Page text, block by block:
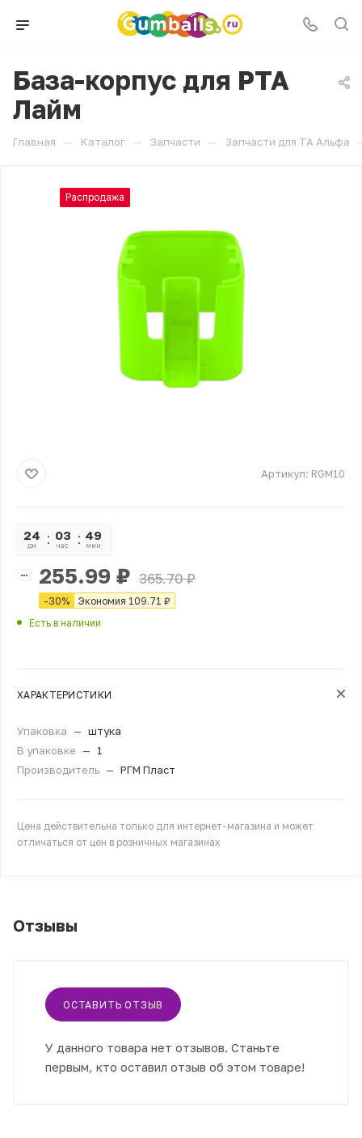
База-корпус для РТА
Лайм
Главная — Каталог — Запчасти — Запчасти для ТА Альфа
Распродажа
Артикул: RGM10
24
дн
03
час
49
мин
255.99 ₽ 365.70₽
-30% Экономия 109.71 ₽
Есть в наличии
ХАРАКТЕРИСТИКИ
Упаковка — штука
В упаковке
—
1
Производитель — РГМ Пласт
Цена действительна только для интернет-магазина и может
отличаться от цен в розничных магазинах
Отзывы
ОСТАВИТЬ ОТЗЫВ
У данного товара нет отзывов. Станьте
первым, кто оставил отзыв об этом товаре!